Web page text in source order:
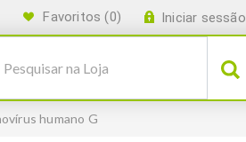
Iniciar sessão
Favoritos (0)
humano G